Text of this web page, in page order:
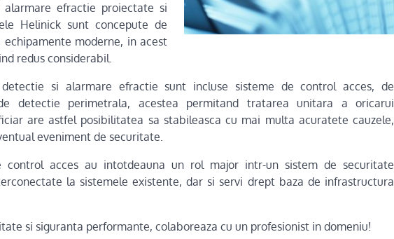
efractie proiectate si
Helinick sunt concepute de
echipamente moderne, in acest
redus considerabil.
si alarmare efractie sunt incluse sisteme de control acces, de
detectie perimetrala, acestea permitand tratarea unitara a oricarui
are astfel posibilitatea sa stabileasca cu mai multa acuratete cauzele,
eveniment de securitate.
control acces au intotdeauna un rol major intr-un sistem de securitate
la sistemele existente, dar si servi drept baza de infrastructura
si siguranta performante, colaboreaza cu un profesionist in domeniu!